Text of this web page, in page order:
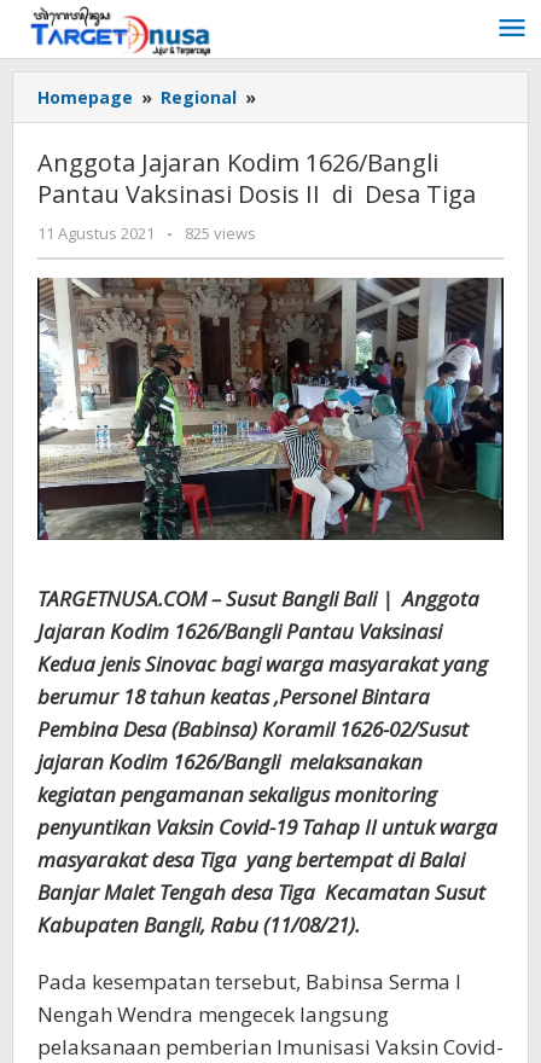
Lewati
konten
Homepage » Regional »
Jajaran
1626/Bangli
Pantau
II
di
Desa
Tiga
Anggota Jajaran Kodim 1626/Bangli
Pantau Vaksinasi Dosis II di Desa Tiga
11 Agustus 2021
oleh
targetnusa
- 825 views
TARGETNUSA.COM – Susut Bangli Bali | Anggota
Jajaran Kodim 1626/Bangli Pantau Vaksinasi
Kedua jenis Sinovac bagi warga masyarakat yang
berumur 18 tahun keatas ,Personel Bintara
Pembina Desa (Babinsa) Koramil 1626-02/Susut
jajaran Kodim 1626/Bangli melaksanakan
kegiatan pengamanan sekaligus monitoring
penyuntikan Vaksin Covid-19 Tahap II untuk warga
masyarakat desa Tiga yang bertempat di Balai
Banjar Malet Tengah desa Tiga Kecamatan Susut
Kabupaten Bangli, Rabu (11/08/21).
Pada kesempatan tersebut, Babinsa Serma I
Nengah Wendra mengecek langsung
pelaksanaan pemberian Imunisasi Vaksin Covid-